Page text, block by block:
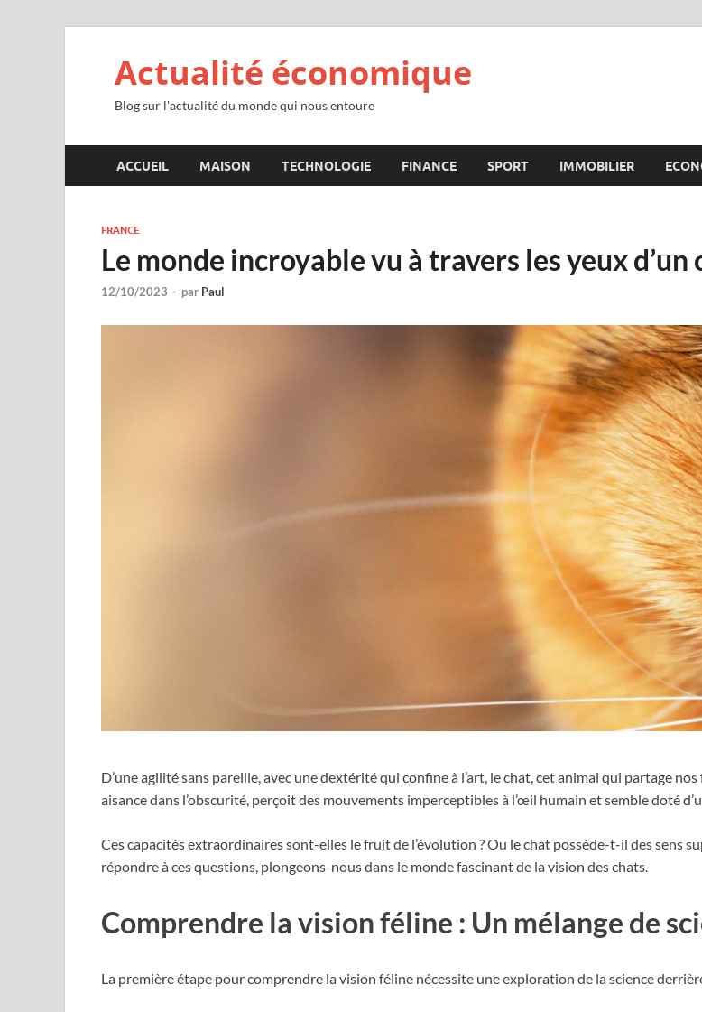
Actualité économique
Blog sur l'actualité du monde qui nous entoure
ACCUEIL MAISON TECHNOLOGIE FINANCE SPORT IMMOBILIER
FRANCE
Le monde incroyable vu à travers les yeux d’un
12/10/2023 - par Paul
D’une agilité sans pareille, avec une dextérité qui confine à l’art, le chat, cet animal qui partage
aisance dans l’obscurité, perçoit des mouvements imperceptibles à l’œil humain et semble doté
Ces capacités extraordinaires sont-elles le fruit de l’évolution ? Ou le chat possède-t-il des sens
répondre à ces questions, plongeons-nous dans le monde fascinant de la vision des chats.
Comprendre la vision féline : Un mélange de
La première étape pour comprendre la vision féline nécessite une exploration de la science